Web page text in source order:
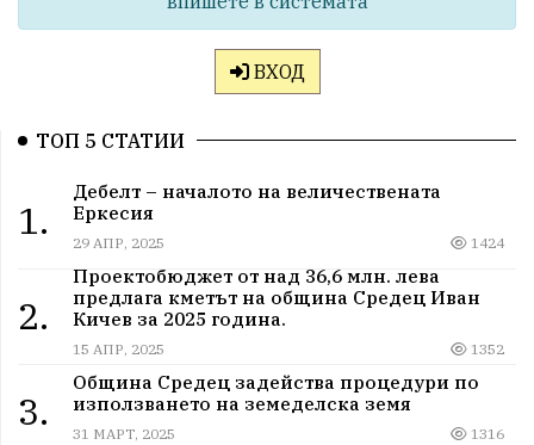
ВХОД
ТОП 5 СТАТИИ
1.
Дебелт – началото на величествената
Еркесия
29 АПР, 2025 1424
2.
Проектобюджет от над 36,6 млн. лева
предлага кметът на община Средец Иван
Кичев за 2025 година.
15 АПР, 2025 1352
3.
Община Средец задейства процедури по
използването на земеделска земя
31 МАРТ, 2025 1316